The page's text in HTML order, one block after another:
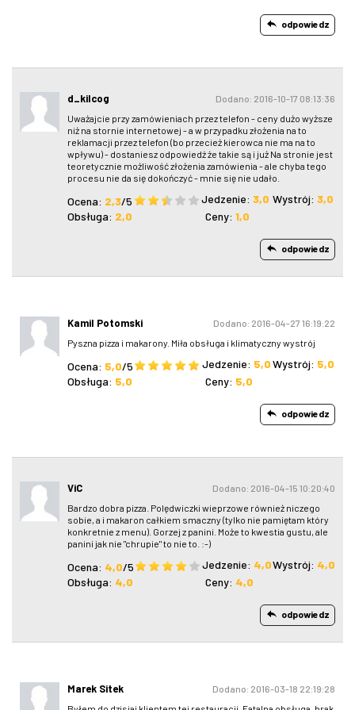
odpowiedz
d_kilcog
Dodano: 2016-10-17 08:13:36
Uważajcie przy zamówieniach przez telefon - ceny dużo wyższe
niż na stornie internetowej - a w przypadku złożenia na to
reklamacji przez telefon (bo przecież kierowca nie ma na to
wpływu) - dostaniesz odpowiedź że takie są i już Na stronie jest
teoretycznie możliwość złożenia zamówienia - ale chyba tego
procesu nie da się dokończyć - mnie się nie udało.
Ocena: 2,3/5 Jedzenie: 3,0 Wystrój: 3,0
Obsługa: 2,0 Ceny: 1,0
odpowiedz
Kamil Potomski
Dodano: 2016-04-27 16:19:22
Pyszna pizza i makarony. Miła obsługa i klimatyczny wystrój
Ocena: 5,0/5 Jedzenie: 5,0Wystrój: 5,0
Obsługa: 5,0 Ceny: 5,0
odpowiedz
ViC
Dodano: 2016-04-15 10:20:40
Bardzo dobra pizza. Polędwiczki wieprzowe również niczego
sobie, a i makaron całkiem smaczny (tylko nie pamiętam który
konkretnie z menu). Gorzej z panini. Może to kwestia gustu, ale
panini jak nie "chrupie" to nie to. :-)
Ocena: 4,0/5 Jedzenie: 4,0Wystrój: 4,0
Obsługa: 4,0 Ceny: 4,0
odpowiedz
Marek Sitek
Dodano: 2016-03-18 22:19:28